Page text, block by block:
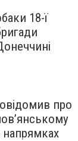
18-ї
про